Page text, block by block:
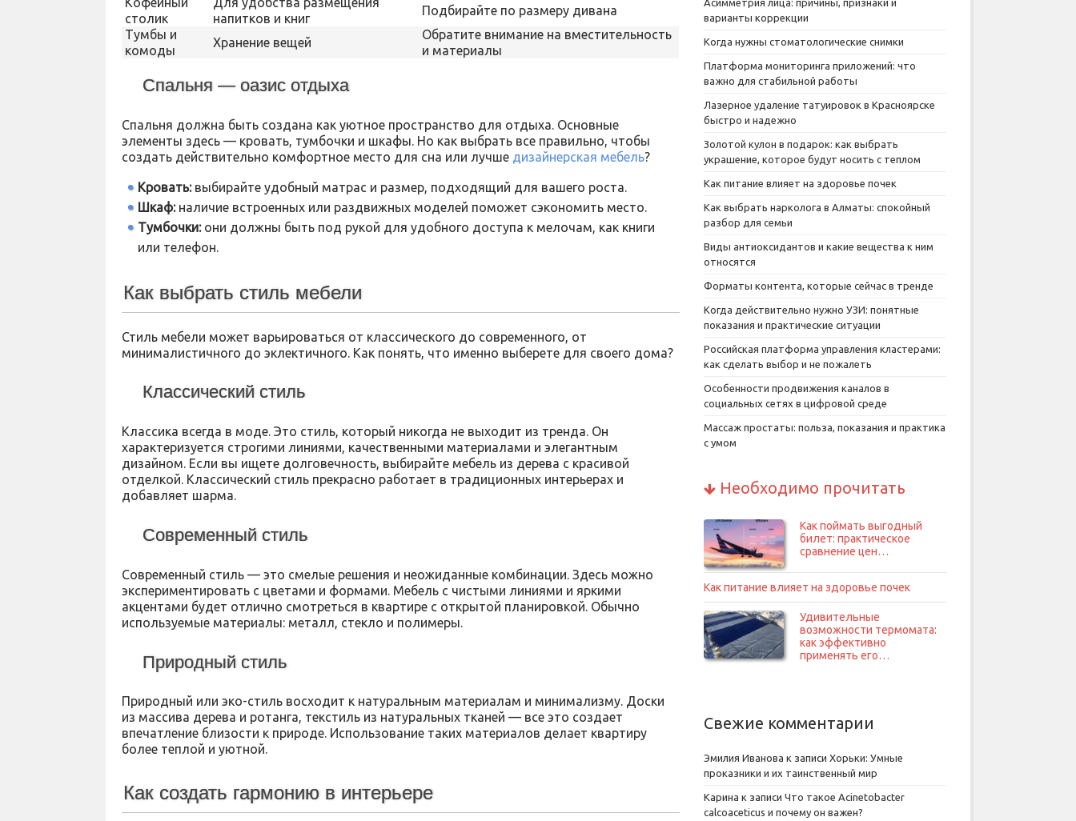
столик
напитков и книг
Подбирайте по размеру дивана
Тумбы и
комоды
Хранение вещей
Обратите внимание на вместительность
и материалы
Спальня — оазис отдыха
Спальня должна быть создана как уютное пространство для отдыха. Основные
элементы здесь — кровать, тумбочки и шкафы. Но как выбрать все правильно, чтобы
создать действительно комфортное место для сна или лучше дизайнерская мебель?
Кровать:выбирайте удобный матрас и размер, подходящий для вашего роста.
Шкаф:наличие встроенных или раздвижных моделей поможет сэкономить место.
Тумбочки:они должны быть под рукой для удобного доступа к мелочам, как книги
или телефон.
Как выбрать стиль мебели
Стиль мебели может варьироваться от классического до современного, от
минималистичного до эклектичного. Как понять, что именно выберете для своего дома?
Классический стиль
Классика всегда в моде. Это стиль, который никогда не выходит из тренда. Он
характеризуется строгими линиями, качественными материалами и элегантным
дизайном. Если вы ищете долговечность, выбирайте мебель из дерева с красивой
отделкой. Классический стиль прекрасно работает в традиционных интерьерах и
добавляет шарма.
Современный стиль
Современный стиль — это смелые решения и неожиданные комбинации. Здесь можно
экспериментировать с цветами и формами. Мебель с чистыми линиями и яркими
акцентами будет отлично смотреться в квартире с открытой планировкой. Обычно
используемые материалы: металл, стекло и полимеры.
Природный стиль
Природный или эко-стиль восходит к натуральным материалам и минимализму. Доски
из массива дерева и ротанга, текстиль из натуральных тканей — все это создает
впечатление близости к природе. Использование таких материалов делает квартиру
более теплой и уютной.
Как создать гармонию в интерьере
Асимметрия лица: причины, признаки и
варианты коррекции
Когда нужны стоматологические снимки
Платформа мониторинга приложений: что
важно для стабильной работы
Лазерное удаление татуировок в Красноярске
быстро и надежно
Золотой кулон в подарок: как выбрать
украшение, которое будут носить с теплом
Как питание влияет на здоровье почек
Как выбрать нарколога в Алматы: спокойный
разбор для семьи
Виды антиоксидантов и какие вещества к ним
относятся
Форматы контента, которые сейчас в тренде
Когда действительно нужно УЗИ: понятные
показания и практические ситуации
Российская платформа управления кластерами:
как сделать выбор и не пожалеть
Особенности продвижения каналов в
социальных сетях в цифровой среде
Массаж простаты: польза, показания и практика
с умом
Необходимо прочитать
Как поймать выгодный
билет: практическое
сравнение цен…
Как питание влияет на здоровье почек
Удивительные
возможности термомата:
как эффективно
применять его…
Свежие комментарии
Эмилия Иванова к записи Хорьки: Умные
проказники и их таинственный мир
Карина к записи Что такое Acinetobacter
calcoaceticus и почему он важен?